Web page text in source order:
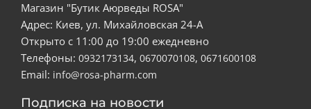
Магазин "Бутик Аюрведы ROSA"
Адрес: Киев, ул. Михайловская 24-А
Открыто с 11:00 до 19:00 ежедневно
Телефоны: 0932173134, 0670070108, 0671600108
Email: info@rosa-pharm.com
Подписка на новости